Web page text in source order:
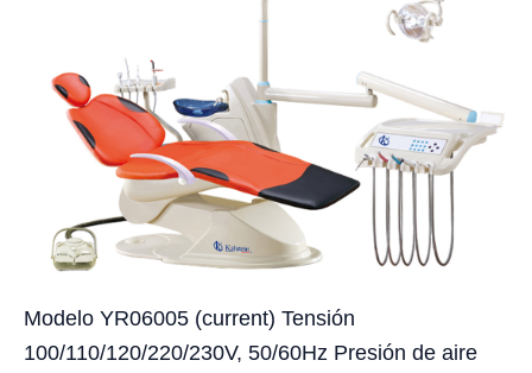
Modelo YR06005 (current) Tensión
100/110/120/220/230V, 50/60Hz Presión de aire